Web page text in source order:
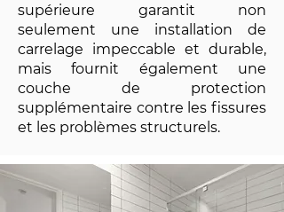
supérieure garantit non
seulement une installation de
carrelage impeccable et durable,
mais fournit également une
couche de protection
supplémentaire contre les fissures
et les problèmes structurels.